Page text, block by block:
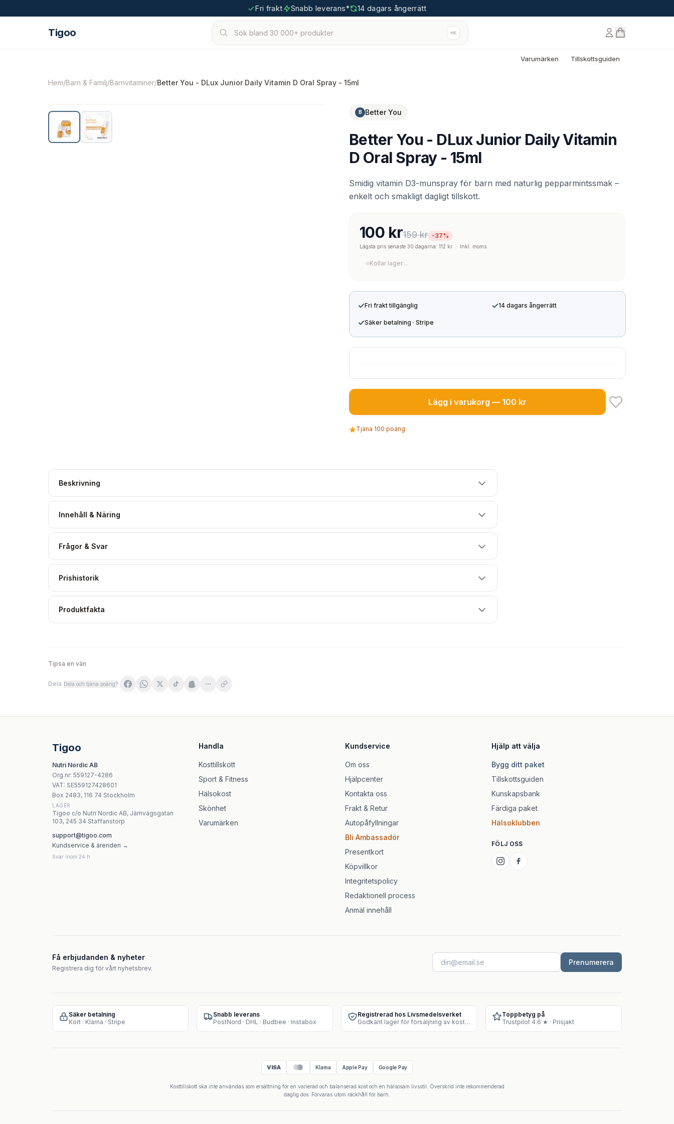
Fri frakt Snabb leverans* 14 dagars ångerrätt
Tigoo Sök bland 30 000+ produkter ⌘K
Varumärken Tillskottsguiden
©2026Nutri Nordic AB.Alla rättigheter förbehållna.tigoo.com
Hem/Barn & Familj/Barnvitaminer/Better You - DLux Junior Daily Vitamin D Oral Spray - 15ml
B Better You
Better You - DLux Junior Daily Vitamin
D Oral Spray - 15ml
Smidig vitamin D3-munspray för barn med naturlig pepparmintssmak –
enkelt och smakligt dagligt tillskott.
100 kr159 kr -37%
Lägsta pris senaste 30 dagarna: 112 kr · Inkl. moms
Kollar lager…
✓Fri frakt tillgänglig ✓14 dagars ångerrätt
✓Säker betalning · Stripe
Lägg i varukorg — 100 kr
Tjäna 100 poäng
Beskrivning
Innehåll & Näring
Frågor & Svar
Prishistorik
Produktfakta
Tipsa en vän
Dela Dela och tjäna poäng?
MyVita - Vitamin C Gummies For Kids 60 stycken
Garden Of Life Organic Kids Probiotics 5 miljarder CFU tuggtabletter
Nfo Vitamin D3 Baby Spray 20ml
Nature's Way - Elderberry Kids Immune Gummies - 60 Gummies
Better You - Mineral Bath Flakes - 1kg
Tigoo
Nutri Nordic AB
Org.nr: 559127-4286
VAT: SE559127428601
Box 2483, 116 74 Stockholm
LAGER
Tigoo c/o Nutri Nordic AB, Järnvägsgatan
103, 245 34 Staffanstorp
support@tigoo.com
Kundservice & ärenden →
Svar inom 24 h
Handla
Kosttillskott
Sport & Fitness
Hälsokost
Skönhet
Varumärken
Kundservice
Om oss
Hjälpcenter
Kontakta oss
Frakt & Retur
Autopåfyllningar
Bli Ambassadör
Presentkort
Köpvillkor
Integritetspolicy
Redaktionell process
Anmäl innehåll
Hjälp att välja
Bygg ditt paket
Tillskottsguiden
Kunskapsbank
Färdiga paket
Hälsoklubben
FÖLJ OSS
Få erbjudanden & nyheter
Registrera dig för vårt nyhetsbrev.
Prenumerera
Säker betalning
Kort · Klarna · Stripe
Snabb leverans
PostNord · DHL · Budbee · Instabox
Registrerad hos Livsmedelsverket
Godkänt lager för försäljning av kosttillskott
Toppbetyg på
Trustpilot 4.6 ★ · Prisjakt
VISA Klarna Apple Pay Google Pay
Kosttillskott ska inte användas som ersättning för en varierad och balanserad kost och en hälsosam livsstil. Överskrid inte rekommenderad
daglig dos. Förvaras utom räckhåll för barn.